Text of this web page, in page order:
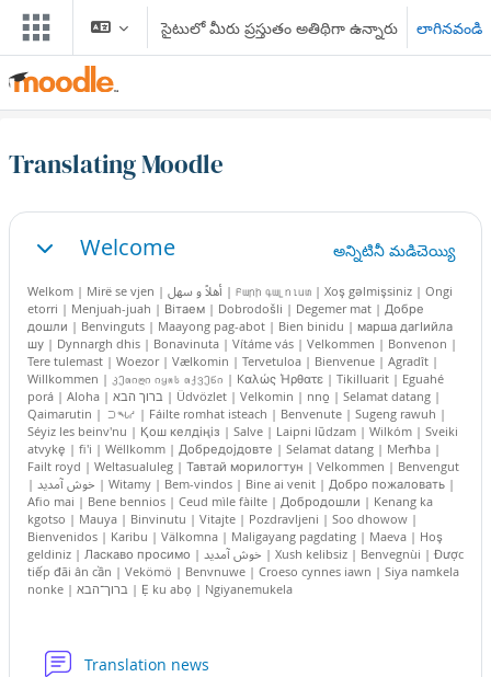
ప్రధాన కంటెంటుకు వెళ్ళు
సైటులో మీరు ప్రస్తుతం అతిథిగా ఉన్నారు
లాగినవండి
Translating Moodle
Section outline
ముడుచుకునిపోవు
Welcome అన్నిటినీ మడిచెయ్యి
Welkom | Mirë se vjen | أهلاً و سهل | Բարի գալուստ | Xoş gəlmişsiniz | Ongi
etorri | Menjuah-juah | Вiтаем | Dobrodošli | Degemer mat | Добре
дошли | Benvinguts | Maayong pag-abot | Bien binidu | марша дагIийла
шу | Dynnargh dhis | Bonavinuta | Vítáme vás | Velkommen | Bonvenon |
Tere tulemast | Woezor | Vælkomin | Tervetuloa | Bienvenue | Agradît |
Willkommen | კეთილი იყოს თქვენი | Kαλώς Ήρθατε | Tikilluarit | Eguahé
porá | Aloha | ברוך הבא | Üdvözlet | Velkomin | nno̱ | Selamat datang |
Qaimarutin | ᑐᙵᓱ | Fáilte romhat isteach | Benvenute | Sugeng rawuh |
Séyiz les beinv'nu | Қош келдіңіз | Salve | Laipni lūdzam | Wilkóm | Sveiki
atvykę | fi'i | Wëllkomm | Добредојдовте | Selamat datang | Merħba |
Failt royd | Weltasualuleg | Тавтай морилогтун | Velkommen | Benvengut
| خوش آمدید | Witamy | Bem-vindos | Bine ai venit | Добро пожаловать |
Afio mai | Bene bennios | Ceud mìle fàilte | Добродошли | Kenang ka
kgotso | Mauya | Binvinutu | Vitajte | Pozdravljeni | Soo dhowow |
Bienvenidos | Karibu | Välkomna | Maligayang pagdating | Maeva | Hoş
geldiniz | Ласкаво просимо | خوش آمديد | Xush kelibsiz | Benvegnùi | Được
tiếp đãi ân cần | Vekömö | Benvnuwe | Croeso cynnes iawn | Siya namkela
nonke | ברוך־הבא | Ẹ ku abọ | Ngiyanemukela
Translation news